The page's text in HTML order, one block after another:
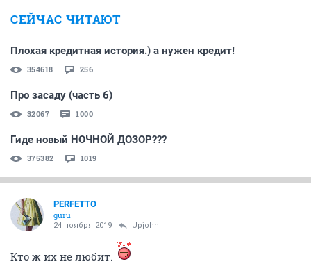
СЕЙЧАС ЧИТАЮТ
Плохая кредитная история.) а нужен кредит!
354618 256
Про засаду (часть 6)
32067 1000
Гиде новый НОЧНОЙ ДОЗОР???
375382 1019
PERFETTO
guru
24 ноября 2019 Upjohn
Кто ж их не любит.